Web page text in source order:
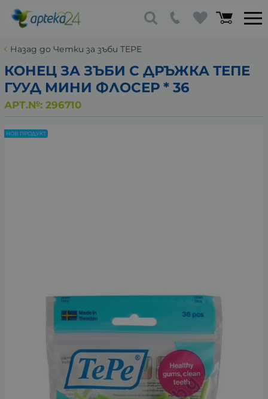
Назад до Четки за зъби TEPE
КОНЕЦ ЗА ЗЪБИ С ДРЪЖКА ТЕПЕ
ГУУД МИНИ ФЛОСЕР * 36
АРТ.№: 296710
НОВ ПРОДУКТ